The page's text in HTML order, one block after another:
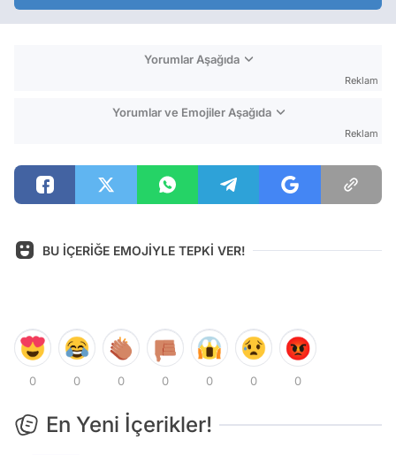
Yorumlar Aşağıda
Reklam
Yorumlar ve Emojiler Aşağıda
Reklam
BU İÇERİĞE EMOJİYLE TEPKİ VER!
0 0 0 0 0 0 0
En Yeni İçerikler!